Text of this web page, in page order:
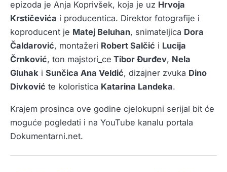
epizoda je Anja Koprivšek, koja je uz Hrvoja
Krstičevića i producentica. Direktor fotografije i
koproducent je Matej Beluhan, snimateljica Dora
Čaldarović, montažeri Robert Salčić i Lucija
Črnković, ton majstori_ce Tibor Đurđev, Nela
Gluhak i Sunčica Ana Veldić, dizajner zvuka Dino
Divković te koloristica Katarina Landeka.
Krajem prosinca ove godine cjelokupni serijal bit će
moguće pogledati i na YouTube kanalu portala
Dokumentarni.net.